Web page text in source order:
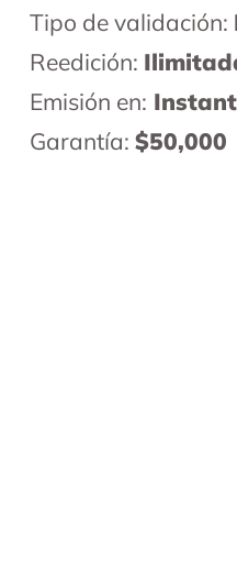
Tipo de validación:
Reedición:
Emisión en:
Garantía: $50,000